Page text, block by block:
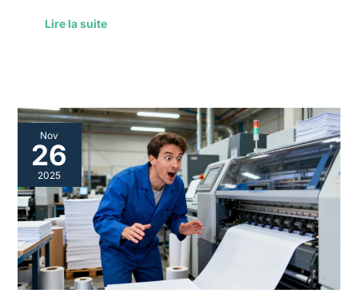
Lire la suite
Nov
26
2025
Choisir
le
bon
équipement
pour
l’option
productions
imprimées